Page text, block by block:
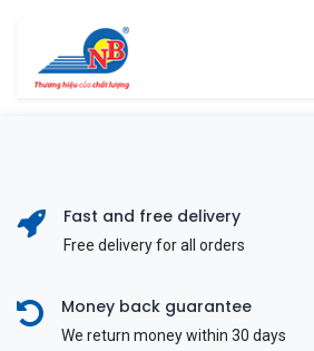
Fast and free delivery
Free delivery for all orders
Money back guarantee
We return money within 30 days